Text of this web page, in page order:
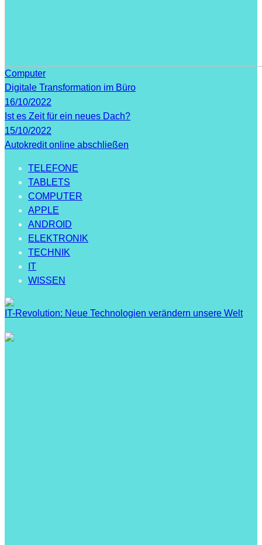
Computer
Digitale Transformation im Büro
16/10/2022
Ist es Zeit für ein neues Dach?
15/10/2022
Autokredit online abschließen
TELEFONE
TABLETS
COMPUTER
APPLE
ANDROID
ELEKTRONIK
TECHNIK
IT
WISSEN
IT-Revolution: Neue Technologien verändern unsere Welt